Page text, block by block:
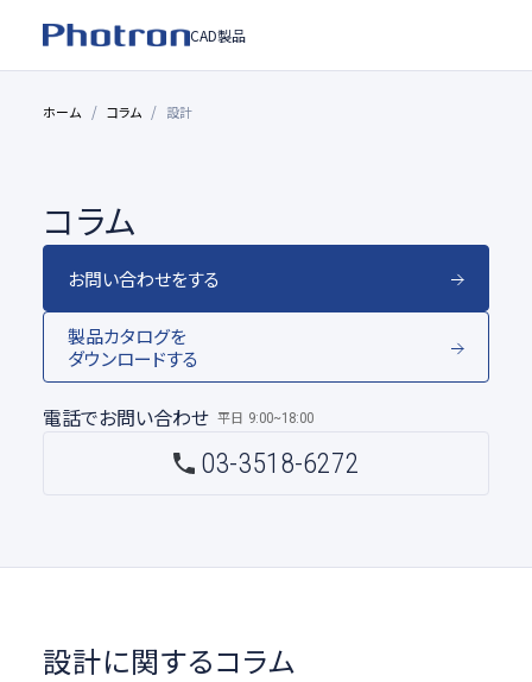
CAD製品
ホーム コラム 設計
コラム
お問い合わせをする
製品カタログを
ダウンロードする
電話でお問い合わせ 平日 9:00~18:00
03-3518-6272
設計に関するコラム